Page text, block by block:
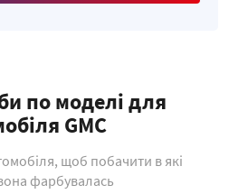
по моделі для
GMC
щоб побачити в які
фарбувалась